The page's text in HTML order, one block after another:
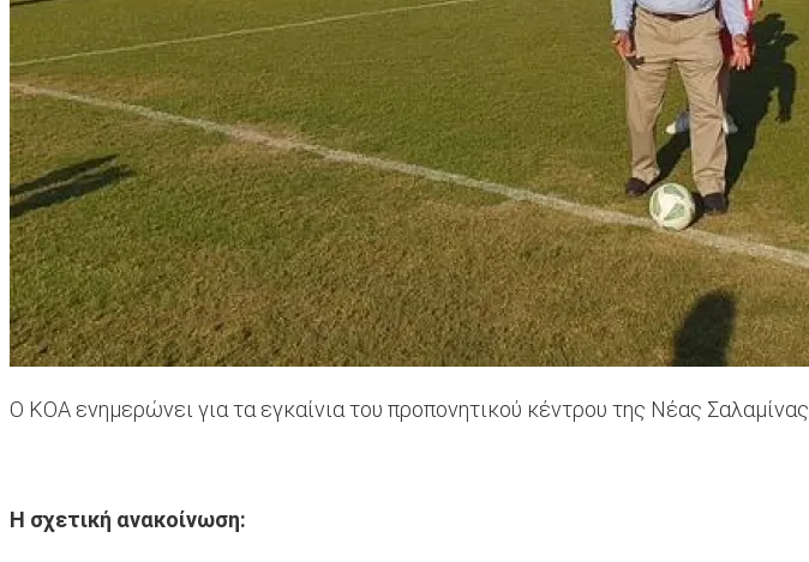
Ο ΚΟΑ ενημερώνει για τα εγκαίνια του προπονητικού κέντρου της Νέας
Η σχετική ανακοίνωση: